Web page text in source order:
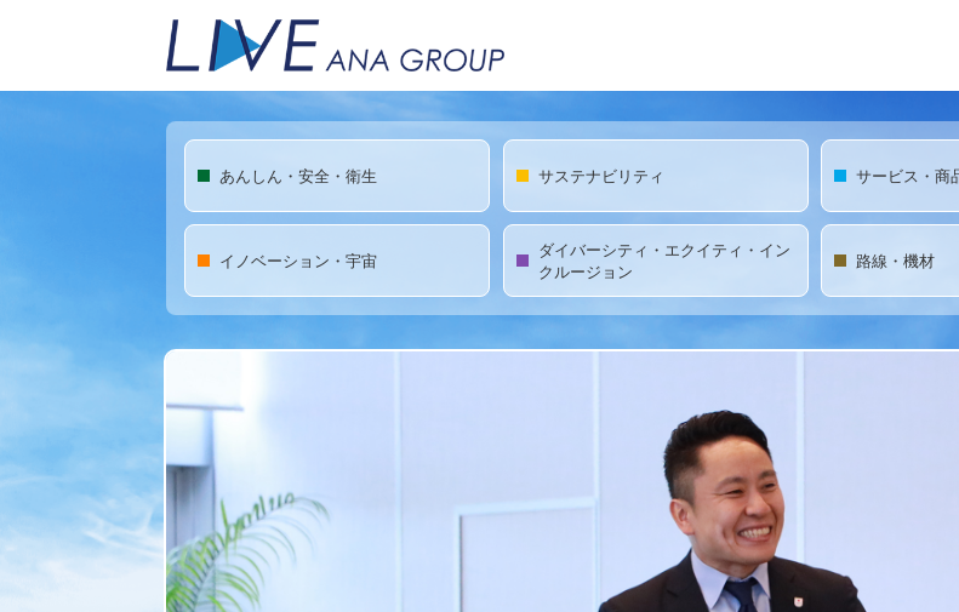
あんしん・安全・衛生 サステナビリティ サービス・商
イノベーション・宇宙
ダイバーシティ・エクイティ・イン
クルージョン
路線・機材